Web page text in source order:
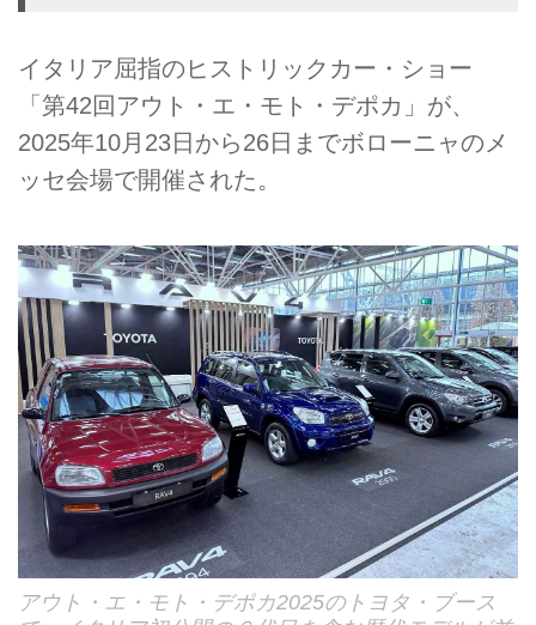
イタリア屈指のヒストリックカー・ショー
「第42回アウト・エ・モト・デポカ」が、
2025年10月23日から26日までボローニャのメ
ッセ会場で開催された。
アウト・エ・モト・デポカ2025のトヨタ・ブース